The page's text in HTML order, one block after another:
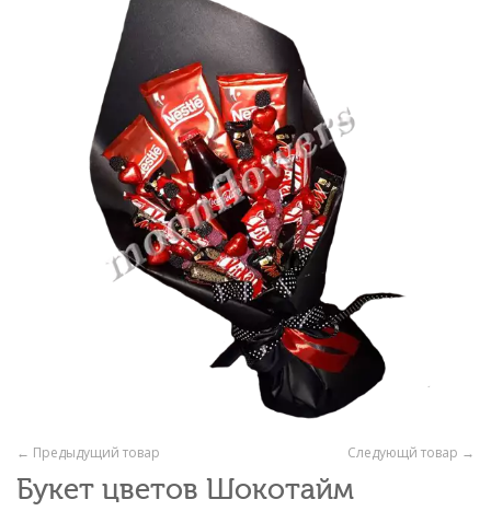
Следующй товар →
← Предыдущий товар
Букет цветов Шокотайм